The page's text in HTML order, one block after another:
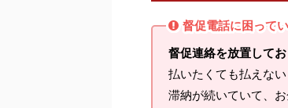
督促電話に困って
督促連絡を放置して
払いたくても払えな
滞納が続いていて、